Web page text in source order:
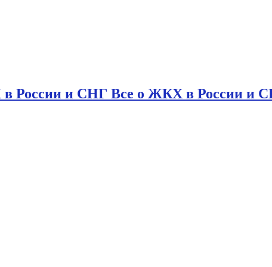
России и СНГ Все о ЖКХ в России и